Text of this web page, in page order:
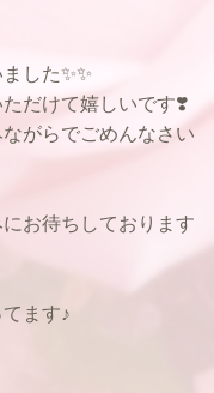
した✨✨
だけて嬉しいです❣️
がらでごめんなさい
お待ちしております
ます♪